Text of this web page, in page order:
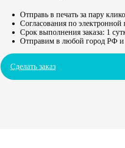
Отправь в печать за пару
Согласования по электронной
Срок выполнения заказа: 1
Отправим в любой город РФ
Сделать заказ